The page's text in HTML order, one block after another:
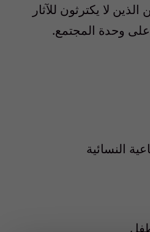
لا يكترثون للآثار
على وحدة المجتمع.
النسائية